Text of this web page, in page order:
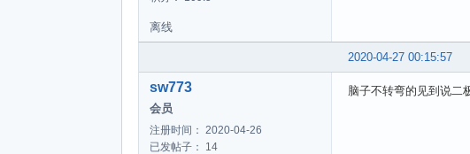
离线
2020-04-27 00:15:57
sw773
会员
注册时间： 2020-04-26
已发帖子： 14
脑子不转弯的见到说二